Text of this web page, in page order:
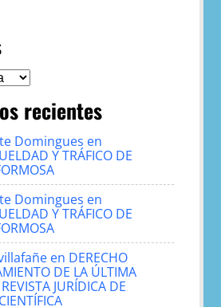
recientes
Domingues en
Y TRÁFICO DE
Domingues en
Y TRÁFICO DE
en DERECHO
DE LA ÚLTIMA
JURÍDICA DE